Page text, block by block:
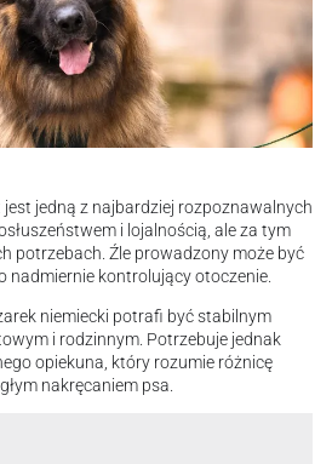
jedną z najbardziej rozpoznawalnych
i lojalnością, ale za tym
potrzebach. Źle prowadzony może być
nadmiernie kontrolujący otoczenie.
niemiecki potrafi być stabilnym
i rodzinnym. Potrzebuje jednak
opiekuna, który rozumie różnicę
nakręcaniem psa.